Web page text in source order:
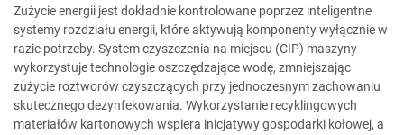
Zużycie energii jest dokładnie kontrolowane poprzez inteligentne
systemy rozdziału energii, które aktywują komponenty wyłącznie w
razie potrzeby. System czyszczenia na miejscu (CIP) maszyny
wykorzystuje technologie oszczędzające wodę, zmniejszając
zużycie roztworów czyszczących przy jednoczesnym zachowaniu
skutecznego dezynfekowania. Wykorzystanie recyklingowych
materiałów kartonowych wspiera inicjatywy gospodarki kołowej, a